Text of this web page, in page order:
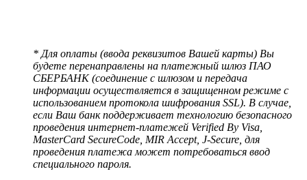
* Для оплаты (ввода реквизитов Вашей карты) Вы
будете перенаправлены на платежный шлюз ПАО
СБЕРБАНК (соединение с шлюзом и передача
информации осуществляется в защищенном режиме с
использованием протокола шифрования SSL). В случае,
если Ваш банк поддерживает технологию безопасного
проведения интернет-платежей Verified By Visa,
MasterCard SecureCode, MIR Accept, J-Secure, для
проведения платежа может потребоваться ввод
специального пароля.